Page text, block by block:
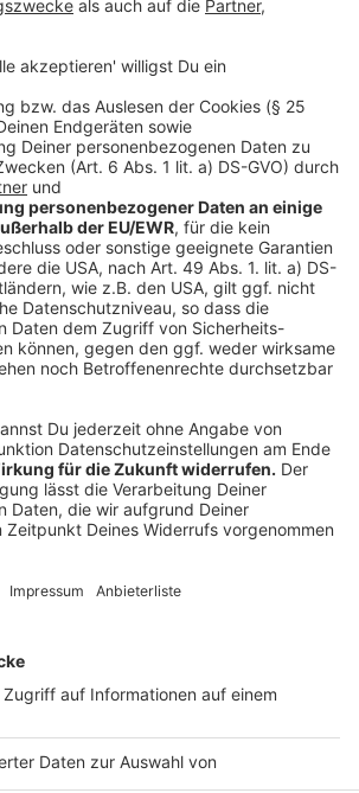
Köln
Köln
Arena, Oberhausen
Oberhausen
23, 40210 Düsseldorf
Bielefeld
Bielefeld